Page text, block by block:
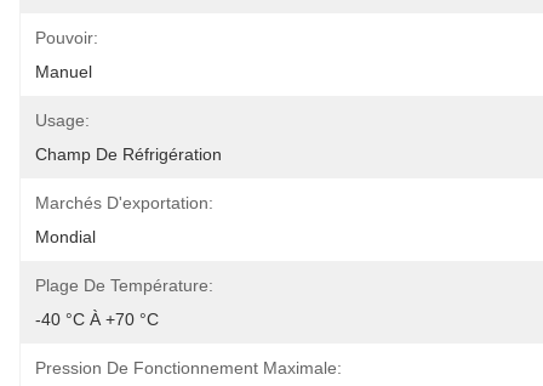
Pouvoir:
Manuel
Usage:
Champ De Réfrigération
Marchés D'exportation:
Mondial
Plage De Température:
-40 °C À +70 °C
Pression De Fonctionnement Maximale: